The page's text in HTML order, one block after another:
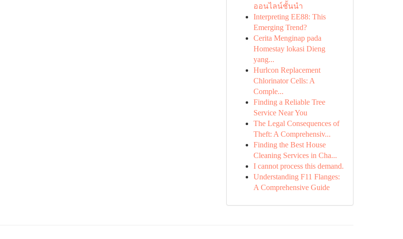
ออนไลน์ชั้นนำ
Interpreting EE88: This
Emerging Trend?
Cerita Menginap pada
Homestay lokasi Dieng
yang...
Hurlcon Replacement
Chlorinator Cells: A
Comple...
Finding a Reliable Tree
Service Near You
The Legal Consequences of
Theft: A Comprehensiv...
Finding the Best House
Cleaning Services in Cha...
I cannot process this demand.
Understanding F11 Flanges:
A Comprehensive Guide